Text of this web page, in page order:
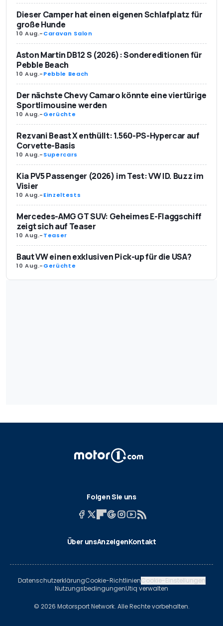
Dieser Camper hat einen eigenen Schlafplatz für
große Hunde
10 Aug.-Caravan Salon
Aston Martin DB12 S (2026): Sondereditionen für
Pebble Beach
10 Aug.-Pebble Beach
Der nächste Chevy Camaro könnte eine viertürige
Sportlimousine werden
10 Aug.-Gerüchte
Rezvani Beast X enthüllt: 1.560-PS-Hypercar auf
Corvette-Basis
10 Aug.-Supercars
Kia PV5 Passenger (2026) im Test: VW ID. Buzz im
Visier
10 Aug.-Einzeltests
Mercedes-AMG GT SUV: Geheimes E-Flaggschiff
zeigt sich auf Teaser
10 Aug.-Teaser
Baut VW einen exklusiven Pick-up für die USA?
10 Aug.-Gerüchte
Folgen Sie uns
Über unsAnzeigenKontakt
DatenschutzerklärungCookie-RichtlinienCookie-Einstellungen
NutzungsbedingungenUtiq verwalten
© 2026 Motorsport Network. Alle Rechte vorbehalten.